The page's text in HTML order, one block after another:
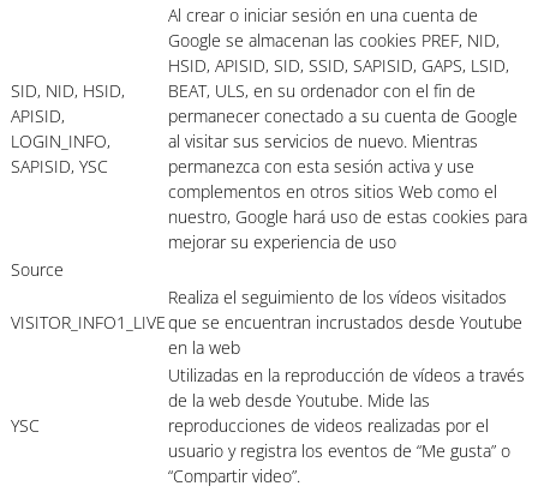
SID, NID, HSID,
APISID,
LOGIN_INFO,
SAPISID, YSC
Al crear o iniciar sesión en una cuenta de
Google se almacenan las cookies PREF, NID,
HSID, APISID, SID, SSID, SAPISID, GAPS, LSID,
BEAT, ULS, en su ordenador con el fin de
permanecer conectado a su cuenta de Google
al visitar sus servicios de nuevo. Mientras
permanezca con esta sesión activa y use
complementos en otros sitios Web como el
nuestro, Google hará uso de estas cookies para
mejorar su experiencia de uso
Source
VISITOR_INFO1_LIVE
Realiza el seguimiento de los vídeos visitados
que se encuentran incrustados desde Youtube
en la web
YSC
Utilizadas en la reproducción de vídeos a través
de la web desde Youtube. Mide las
reproducciones de videos realizadas por el
usuario y registra los eventos de “Me gusta” o
“Compartir video”.